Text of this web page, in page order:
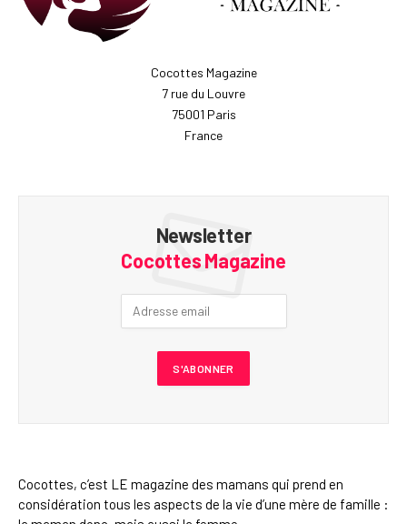
Cocottes Magazine
7 rue du Louvre
75001 Paris
France
Newsletter
Cocottes Magazine
Cocottes, c’est LE magazine des mamans qui prend en
considération tous les aspects de la vie d’une mère de famille :